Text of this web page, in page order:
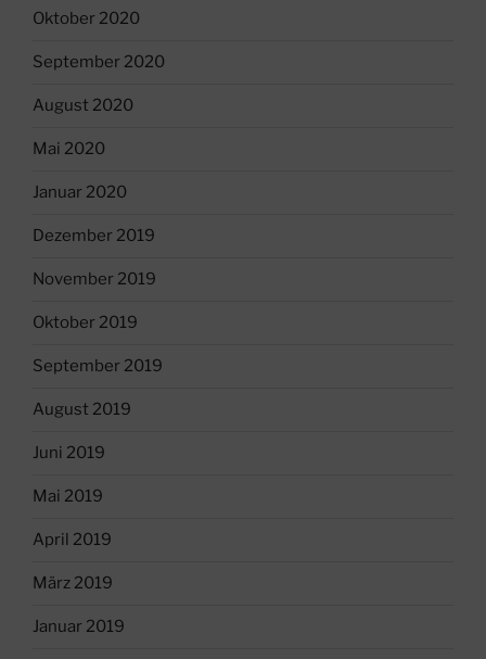
Oktober 2020
September 2020
August 2020
Mai 2020
Januar 2020
Dezember 2019
November 2019
Oktober 2019
September 2019
August 2019
Juni 2019
Mai 2019
April 2019
März 2019
Januar 2019